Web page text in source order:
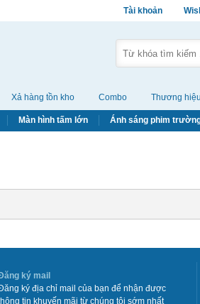
Tài khoản
Xả hàng tồn kho Combo Thương hiệu
Màn hình tấm lớn Ánh sáng phim
ký mail
ký địa chỉ mail của bạn để nhận được
tin khuyến mãi từ chúng tôi sớm nhất